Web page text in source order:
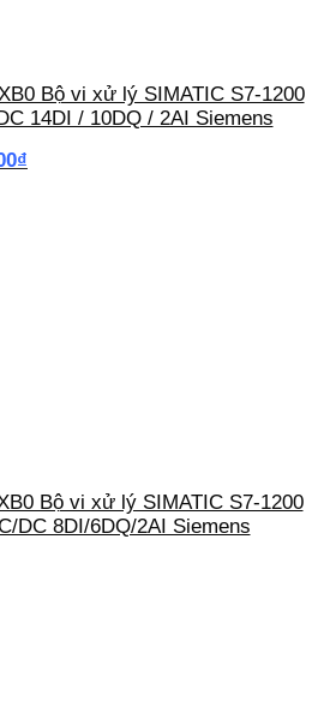
Bộ vi xử lý SIMATIC S7-1200
14DI / 10DQ / 2AI Siemens
₫Giá
Bộ vi xử lý SIMATIC S7-1200
DC 8DI/6DQ/2AI Siemens